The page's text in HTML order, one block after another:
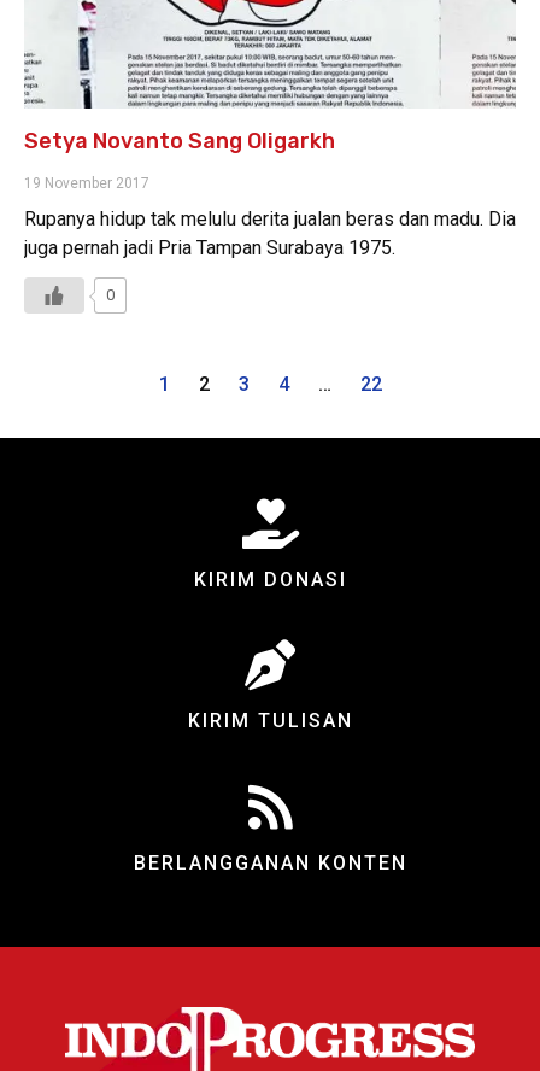
Setya Novanto Sang Oligarkh
19 November 2017
Rupanya hidup tak melulu derita jualan beras dan madu. Dia
juga pernah jadi Pria Tampan Surabaya 1975.
0
1 2 3 4 … 22
KIRIM DONASI
KIRIM TULISAN
BERLANGGANAN KONTEN